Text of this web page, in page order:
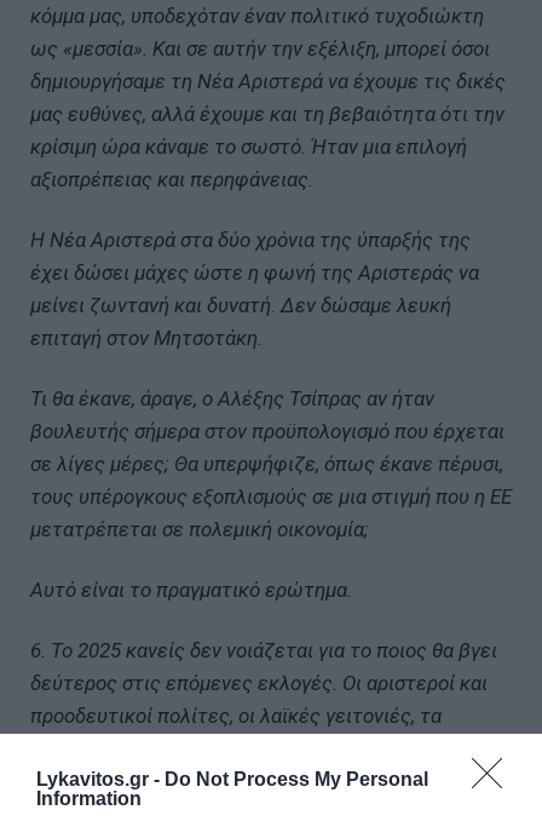
Lykavitos.gr - Do Not Process My Personal
Information
κόμμα μας, υποδεχόταν έναν πολιτικό τυχοδιώκτη
ως «μεσσία». Και σε αυτήν την εξέλιξη, μπορεί όσοι
δημιουργήσαμε τη Νέα Αριστερά να έχουμε τις δικές
μας ευθύνες, αλλά έχουμε και τη βεβαιότητα ότι την
κρίσιμη ώρα κάναμε το σωστό. Ήταν μια επιλογή
αξιοπρέπειας και περηφάνειας.
Η Νέα Αριστερά στα δύο χρόνια της ύπαρξής της
έχει δώσει μάχες ώστε η φωνή της Αριστεράς να
μείνει ζωντανή και δυνατή. Δεν δώσαμε λευκή
επιταγή στον Μητσοτάκη.
Τι θα έκανε, άραγε, ο Αλέξης Τσίπρας αν ήταν
βουλευτής σήμερα στον προϋπολογισμό που έρχεται
σε λίγες μέρες; Θα υπερψήφιζε, όπως έκανε πέρυσι,
τους υπέρογκους εξοπλισμούς σε μια στιγμή που η ΕΕ
μετατρέπεται σε πολεμική οικονομία;
Αυτό είναι το πραγματικό ερώτημα.
6. Το 2025 κανείς δεν νοιάζεται για το ποιος θα βγει
δεύτερος στις επόμενες εκλογές. Οι αριστεροί και
προοδευτικοί πολίτες, οι λαϊκές γειτονιές, τα
βάζει ένα ευρώ στην άκρη, οι νέοι άνθρωποι έχουν
μια απαίτηση: να μην έχει τρίτη ευκαιρία το